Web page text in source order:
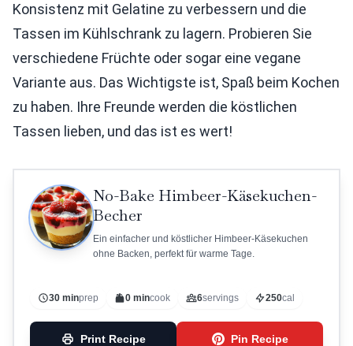
Konsistenz mit Gelatine zu verbessern und die
Tassen im Kühlschrank zu lagern. Probieren Sie
verschiedene Früchte oder sogar eine vegane
Variante aus. Das Wichtigste ist, Spaß beim Kochen
zu haben. Ihre Freunde werden die köstlichen
Tassen lieben, und das ist es wert!
No-Bake Himbeer-Käsekuchen-
Becher
Ein einfacher und köstlicher Himbeer-Käsekuchen
ohne Backen, perfekt für warme Tage.
30 minprep 0 mincook 6servings 250cal
Print Recipe Pin Recipe